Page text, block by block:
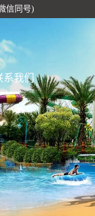
信同号)
系我们